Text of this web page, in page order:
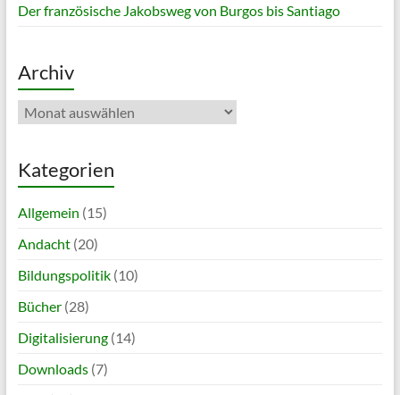
Der französische Jakobsweg von Burgos bis Santiago
Archiv
Archiv
Kategorien
Allgemein (15)
Andacht(20)
Bildungspolitik(10)
Bücher(28)
Digitalisierung(14)
Downloads(7)